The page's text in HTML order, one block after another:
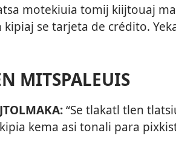
motekiuia tomij kiijtouaj
se tarjeta de crédito.
MITSPALEUIS
“Se tlakatl tlen
kema asi tonali para